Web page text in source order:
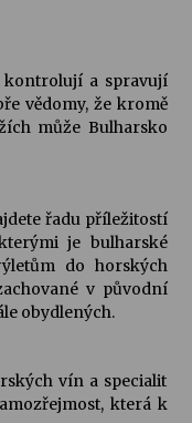
kontrolují a spravují
vědomy, že kromě
může Bulharsko
řadu příležitostí
je bulharské
do horských
v původní
obydlených.
vín a specialit
která k